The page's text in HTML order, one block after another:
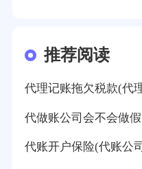
推荐阅读
代理记账拖欠税款(代
代做账公司会不会做
代账开户保险(代账公